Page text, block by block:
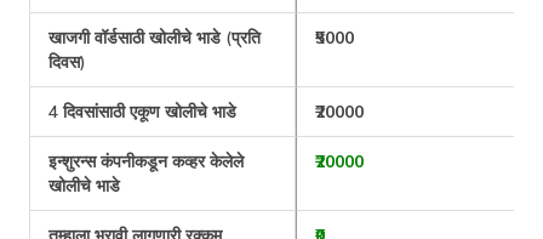
खाजगी वॉर्डसाठी खोलीचे भाडे (प्रति
दिवस)
₹5000
4 दिवसांसाठी एकूण खोलीचे भाडे ₹20000
इन्शुरन्स कंपनीकडून कव्हर केलेले
खोलीचे भाडे
₹20000